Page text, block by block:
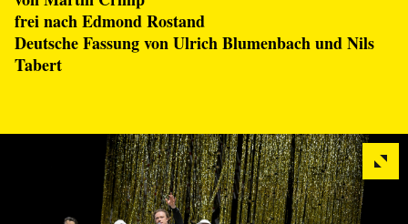
frei nach Edmond Rostand
Deutsche Fassung von Ulrich Blumenbach und Nils
Tabert